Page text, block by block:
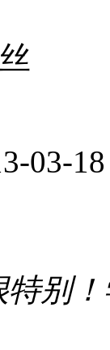
03-
特别